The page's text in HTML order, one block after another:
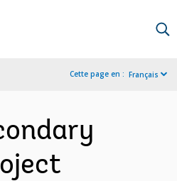
Cette page en : Français